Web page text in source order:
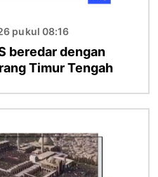
pukul 08:16
beredar dengan
Timur Tengah